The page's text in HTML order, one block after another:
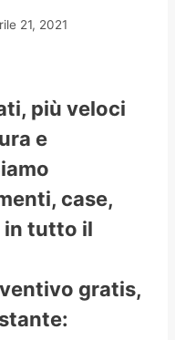
21, 2021
più veloci
e
case,
in tutto il
gratis,